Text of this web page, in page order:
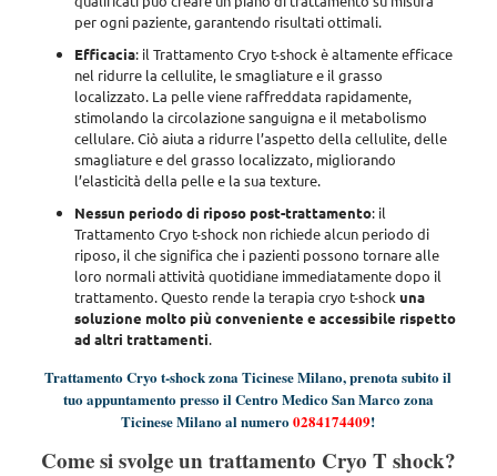
per ogni paziente, garantendo risultati ottimali.
Efficacia: il Trattamento Cryo t-shock è altamente efficace
nel ridurre la cellulite, le smagliature e il grasso
localizzato. La pelle viene raffreddata rapidamente,
stimolando la circolazione sanguigna e il metabolismo
cellulare. Ciò aiuta a ridurre l’aspetto della cellulite, delle
smagliature e del grasso localizzato, migliorando
l’elasticità della pelle e la sua texture.
Nessun periodo di riposo post-trattamento: il
Trattamento Cryo t-shock non richiede alcun periodo di
riposo, il che significa che i pazienti possono tornare alle
loro normali attività quotidiane immediatamente dopo il
trattamento. Questo rende la terapia cryo t-shock una
soluzione molto più conveniente e accessibile rispetto
ad altri trattamenti.
Trattamento Cryo t-shock zona Ticinese Milano, prenota subito il
tuo appuntamento presso il Centro Medico San Marco zona
Ticinese Milano al numero0284174409!
Come si svolge un trattamento Cryo T shock?